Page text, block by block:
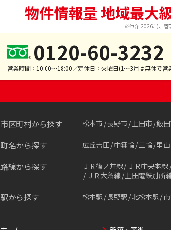
物件情報量 地域最大
※仲介(2026.1)、管
0120-60-3232
営業時間：10:00～18:00／定休日：火曜日(1～3月は無休で営
市区町村から探す 松本市 長野市 上田市 飯
町名から探す 広丘吉田 中箕輪 三輪 里
路線から探す ＪＲ篠ノ井線 ＪＲ中央本線
ＪＲ大糸線 上田電鉄別所
駅から探す 松本駅 長野駅 北松本駅